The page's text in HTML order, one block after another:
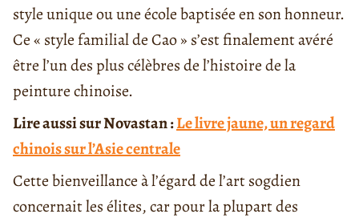
style unique ou une école baptisée en son honneur.
Ce « style familial de Cao » s’est finalement avéré
être l’un des plus célèbres de l’histoire de la
peinture chinoise.
Lire aussi sur Novastan :Le livre jaune, un regard
chinois sur l’Asie centrale
Cette bienveillance à l’égard de l’art sogdien
concernait les élites, car pour la plupart des